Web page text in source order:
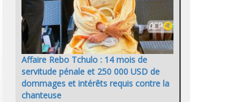
Affaire Rebo Tchulo : 14 mois de
servitude pénale et 250 000 USD de
dommages et intérêts requis contre la
chanteuse